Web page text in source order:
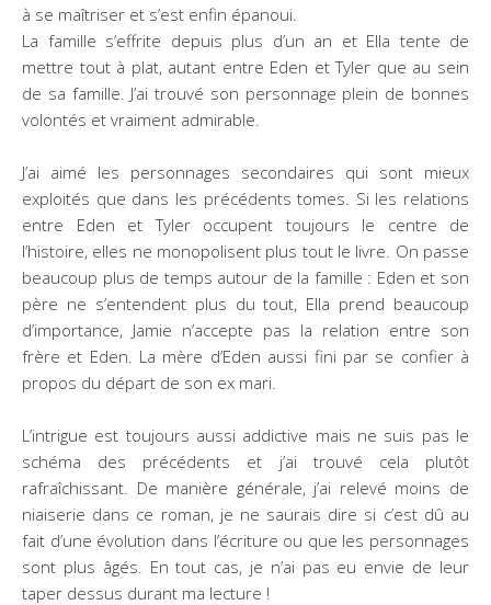
à se maîtriser et s’est enfin épanoui.
La famille s’effrite depuis plus d’un an et Ella tente de
mettre tout à plat, autant entre Eden et Tyler que au sein
de sa famille. J’ai trouvé son personnage plein de bonnes
volontés et vraiment admirable.
J’ai aimé les personnages secondaires qui sont mieux
exploités que dans les précédents tomes. Si les relations
entre Eden et Tyler occupent toujours le centre de
l’histoire, elles ne monopolisent plus tout le livre. On passe
beaucoup plus de temps autour de la famille : Eden et son
père ne s’entendent plus du tout, Ella prend beaucoup
d’importance, Jamie n’accepte pas la relation entre son
frère et Eden. La mère d’Eden aussi fini par se confier à
propos du départ de son ex mari.
L’intrigue est toujours aussi addictive mais ne suis pas le
schéma des précédents et j’ai trouvé cela plutôt
rafraîchissant. De manière générale, j’ai relevé moins de
niaiserie dans ce roman, je ne saurais dire si c’est dû au
fait d’une évolution dans l’écriture ou que les personnages
sont plus âgés. En tout cas, je n’ai pas eu envie de leur
taper dessus durant ma lecture !